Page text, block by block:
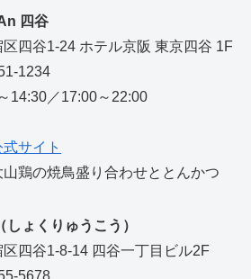
四谷
四谷1-24 ホテル京阪 東京四谷 1F
1234
14:30／17:00～22:00
式サイト
山鶏の焼鳥盛り合わせととんかつ
ょくりゅうこう）
四谷1-8-14 四谷一丁目ビル2F